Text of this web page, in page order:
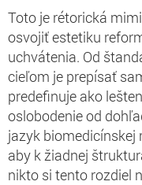
Toto je rétorická
osvojiť estetiku
uchvátenia. Od
cieľom je prepísať
predefinuje ako
oslobodenie od
jazyk biomedicínskej
aby k žiadnej
nikto si tento rozdiel